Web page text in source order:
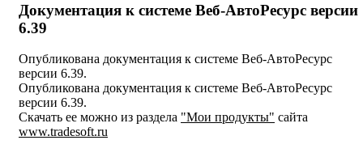
Документация к системе Веб-АвтоРесурс версии
6.39
Опубликована документация к системе Веб-АвтоРесурс
версии 6.39.
Опубликована документация к системе Веб-АвтоРесурс
версии 6.39.
Скачать ее можно из раздела "Мои продукты" сайта
www.tradesoft.ru